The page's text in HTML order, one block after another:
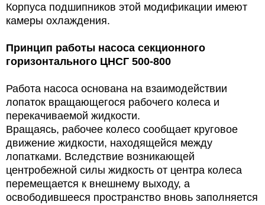
Корпуса подшипников этой модификации имеют
камеры охлаждения.
Принцип работы насоса секционного
горизонтального ЦНСГ 500-800
Работа насоса основана на взаимодействии
лопаток вращающегося рабочего колеса и
перекачиваемой жидкости.
Вращаясь, рабочее колесо сообщает круговое
движение жидкости, находящейся между
лопатками. Вследствие возникающей
центробежной силы жидкость от центра колеса
перемещается к внешнему выходу, а
освободившееся пространство вновь заполняется